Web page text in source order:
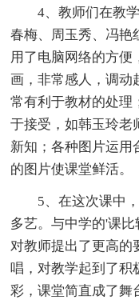
4、教师们在教学
春梅、周玉秀、冯艳
用了电脑网络的方便
画，非常感人，调动
常有利于教材的处理
于接受，如韩玉玲老
新知；各种图片运用
的图片使课堂鲜活。
5、在这次课中，
多艺。与中学的'课比
对教师提出了更高的
唱，对教学起到了积
彩，课堂简直成了舞